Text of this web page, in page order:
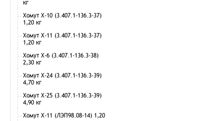
кг
Хомут Х-10 (3.407.1-136.3-37)
1,20 кг
Хомут Х-11 (3.407.1-136.3-37)
1,20 кг
Хомут Х-6 (3.407.1-136.3-38)
2,30 кг
Хомут Х-24 (3.407.1-136.3-39)
4,70 кг
Хомут Х-25 (3.407.1-136.3-39)
4,90 кг
Хомут Х-11 (ЛЭП98.08-14) 1,20